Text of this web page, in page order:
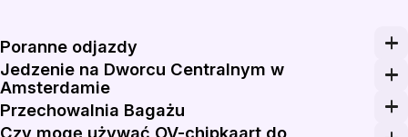
Poranne odjazdy
Dla tych, którzy chcą rozpocząć swoje przygody
Jedzenie na Dworcu Centralnym w
Amsterdamie
Przed wejściem do pociągu odkryj różnorodne opcje
Przechowalnia Bagażu
Czy mogę używać OV-chipkaart do